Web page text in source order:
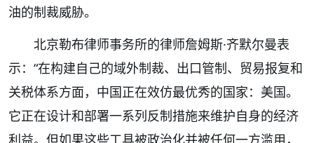
油的制裁威胁。
北京勒布律师事务所的律师詹姆斯·齐默尔曼表
示：“在构建自己的域外制裁、出口管制、贸易报复和
关税体系方面，中国正在效仿最优秀的国家：美国。
它正在设计和部署一系列反制措施来维护自身的经济
利益。但如果这些工具被政治化并被任何一方滥用，